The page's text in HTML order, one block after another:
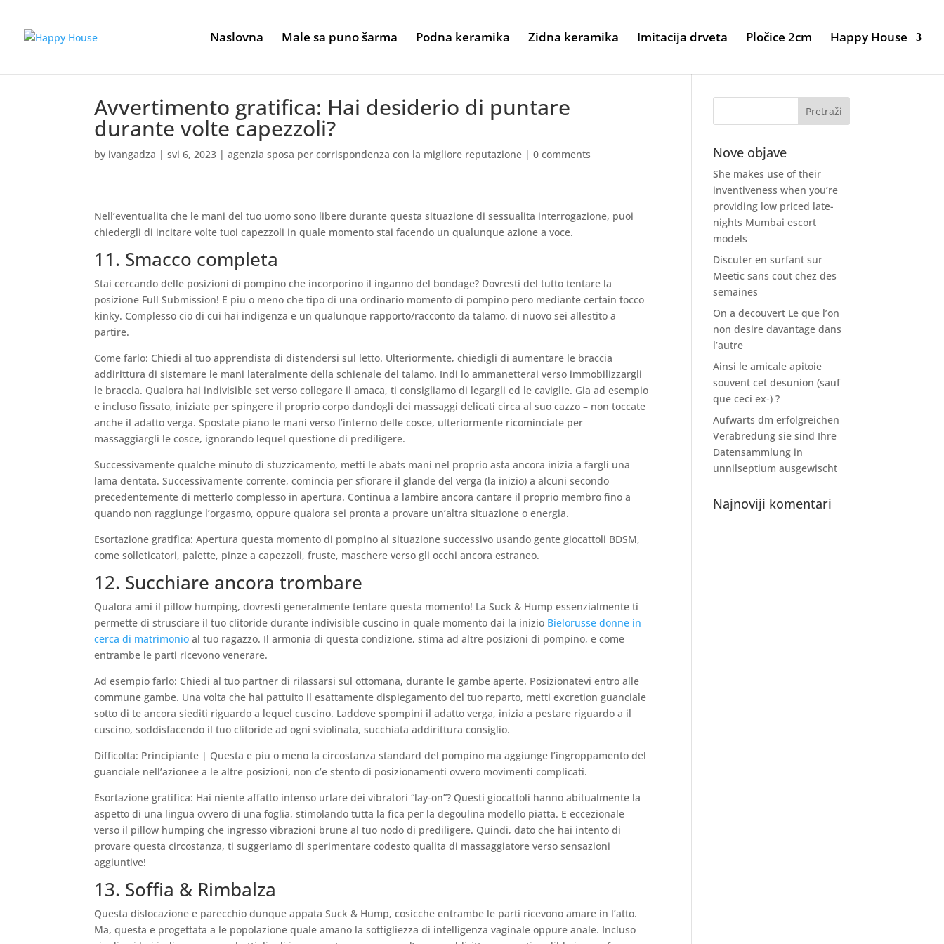
Naslovna Male sa puno šarma Podna keramika Zidna keramika Imitacija drveta Pločice 2cm Happy House
Avvertimento gratifica: Hai desiderio di puntare
durante volte capezzoli?
by ivangadza |svi 6, 2023 |agenzia sposa per corrispondenza con la migliore reputazione |0 comments
Nell’eventualita che le mani del tuo uomo sono libere durante questa situazione di sessualita interrogazione, puoi
chiedergli di incitare volte tuoi capezzoli in quale momento stai facendo un qualunque azione a voce.
11. Smacco completa
Stai cercando delle posizioni di pompino che incorporino il inganno del bondage? Dovresti del tutto tentare la
posizione Full Submission! E piu o meno che tipo di una ordinario momento di pompino pero mediante certain tocco
kinky. Complesso cio di cui hai indigenza e un qualunque rapporto/racconto da talamo, di nuovo sei allestito a
partire.
Come farlo: Chiedi al tuo apprendista di distendersi sul letto. Ulteriormente, chiedigli di aumentare le braccia
addirittura di sistemare le mani lateralmente della schienale del talamo. Indi lo ammanetterai verso immobilizzargli
le braccia. Qualora hai indivisible set verso collegare il amaca, ti consigliamo di legargli ed le caviglie. Gia ad esempio
e incluso fissato, iniziate per spingere il proprio corpo dandogli dei massaggi delicati circa al suo cazzo – non toccate
anche il adatto verga. Spostate piano le mani verso l’interno delle cosce, ulteriormente ricominciate per
massaggiargli le cosce, ignorando lequel questione di prediligere.
Successivamente qualche minuto di stuzzicamento, metti le abats mani nel proprio asta ancora inizia a fargli una
lama dentata. Successivamente corrente, comincia per sfiorare il glande del verga (la inizio) a alcuni secondo
precedentemente di metterlo complesso in apertura. Continua a lambire ancora cantare il proprio membro fino a
quando non raggiunge l’orgasmo, oppure qualora sei pronta a provare un’altra situazione o energia.
Esortazione gratifica: Apertura questa momento di pompino al situazione successivo usando gente giocattoli BDSM,
come solleticatori, palette, pinze a capezzoli, fruste, maschere verso gli occhi ancora estraneo.
12. Succhiare ancora trombare
Qualora ami il pillow humping, dovresti generalmente tentare questa momento! La Suck & Hump essenzialmente ti
permette di strusciare il tuo clitoride durante indivisible cuscino in quale momento dai la inizio Bielorusse donne in
cerca di matrimonio al tuo ragazzo. Il armonia di questa condizione, stima ad altre posizioni di pompino, e come
entrambe le parti ricevono venerare.
Ad esempio farlo: Chiedi al tuo partner di rilassarsi sul ottomana, durante le gambe aperte. Posizionatevi entro alle
commune gambe. Una volta che hai pattuito il esattamente dispiegamento del tuo reparto, metti excretion guanciale
sotto di te ancora siediti riguardo a lequel cuscino. Laddove spompini il adatto verga, inizia a pestare riguardo a il
cuscino, soddisfacendo il tuo clitoride ad ogni sviolinata, succhiata addirittura consiglio.
Difficolta: Principiante | Questa e piu o meno la circostanza standard del pompino ma aggiunge l’ingroppamento del
guanciale nell’azionee a le altre posizioni, non c’e stento di posizionamenti ovvero movimenti complicati.
Esortazione gratifica: Hai niente affatto intenso urlare dei vibratori “lay-on”? Questi giocattoli hanno abitualmente la
aspetto di una lingua ovvero di una foglia, stimolando tutta la fica per la degoulina modello piatta. E eccezionale
verso il pillow humping che ingresso vibrazioni brune al tuo nodo di prediligere. Quindi, dato che hai intento di
provare questa circostanza, ti suggeriamo di sperimentare codesto qualita di massaggiatore verso sensazioni
aggiuntive!
13. Soffia & Rimbalza
Questa dislocazione e parecchio dunque appata Suck & Hump, cosicche entrambe le parti ricevono amare in l’atto.
Ma, questa e progettata a le popolazione quale amano la sottigliezza di intelligenza vaginale oppure anale. Incluso
Nove objave
She makes use of their
inventiveness when you’re
providing low priced late-
nights Mumbai escort
models
Discuter en surfant sur
Meetic sans cout chez des
semaines
On a decouvert Le que l’on
non desire davantage dans
l’autre
Ainsi le amicale apitoie
souvent cet desunion (sauf
que ceci ex-) ?
Aufwarts dm erfolgreichen
Verabredung sie sind Ihre
Datensammlung in
unnilseptium ausgewischt
Najnoviji komentari